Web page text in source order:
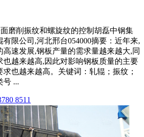
面磨削振纹和螺旋纹的控制胡磊中钢集
有限公司,河北邢台054000摘要：近年来,
高速发展,钢板产量的需求量越来越大,同
也越来越高,因此对影响钢板质量的主要
也越来越高。关键词：轧辊；振纹；
号 ...
8511